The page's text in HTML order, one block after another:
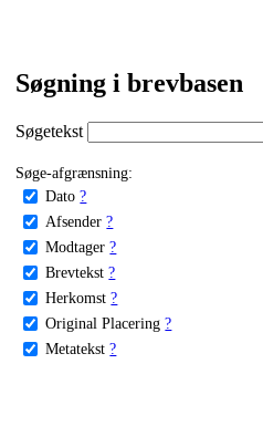
Søgning i brevbasen
Søgetekst
Søge-afgrænsning:
Dato ?
Afsender ?
Modtager ?
Brevtekst ?
Herkomst ?
Original Placering ?
Metatekst ?